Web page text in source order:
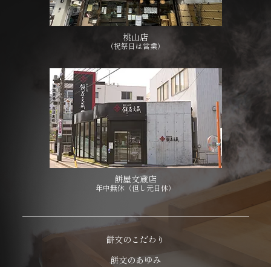
桃山店
（祝祭日は営業）
餅屋文蔵店
年中無休（但し元日休）
餅文のこだわり
餅文のあゆみ